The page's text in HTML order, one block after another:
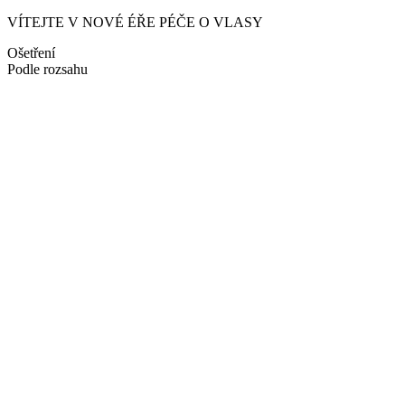
VÍTEJTE V NOVÉ ÉŘE PÉČE O VLASY
Ošetření
Podle rozsahu